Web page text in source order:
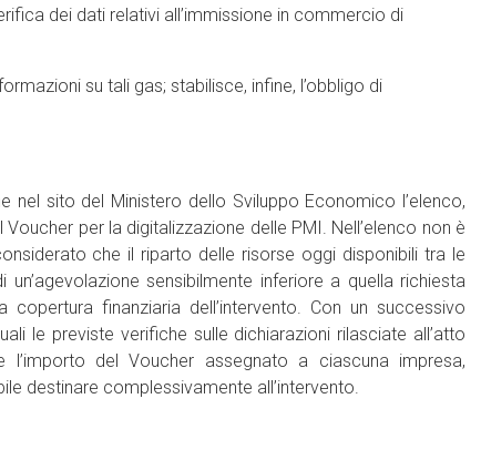
dei dati relativi all’immissione in commercio di
su tali gas; stabilisce, infine, l’obbligo di
nel sito del Ministero dello Sviluppo Economico l’elenco,
per la digitalizzazione delle PMI. Nell’elenco non è
che il riparto delle risorse oggi disponibili tra le
sensibilmente inferiore a quella richiesta
finanziaria dell’intervento. Con un successivo
le previste verifiche sulle dichiarazioni rilasciate all’atto
del Voucher assegnato a ciascuna impresa,
destinare complessivamente all’intervento.